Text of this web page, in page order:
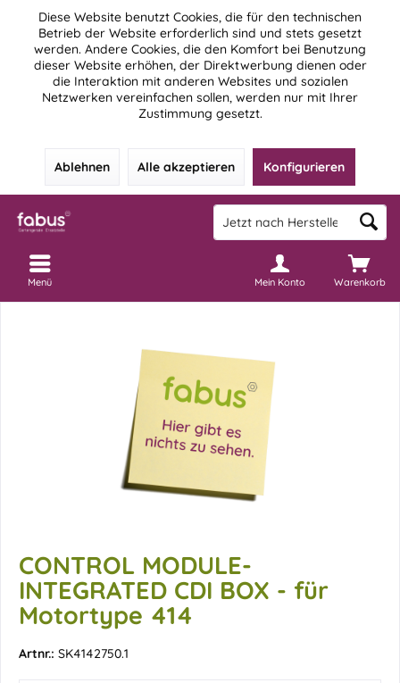
Diese Website benutzt Cookies, die für den technischen
Betrieb der Website erforderlich sind und stets gesetzt
werden. Andere Cookies, die den Komfort bei Benutzung
dieser Website erhöhen, der Direktwerbung dienen oder
die Interaktion mit anderen Websites und sozialen
Netzwerken vereinfachen sollen, werden nur mit Ihrer
Zustimmung gesetzt.
Ablehnen Alle akzeptieren Konfigurieren
Warenkorb
Mein Konto
Menü
CONTROL MODULE-
INTEGRATED CDI BOX - für
Motortype 414
Artnr.: SK4142750.1